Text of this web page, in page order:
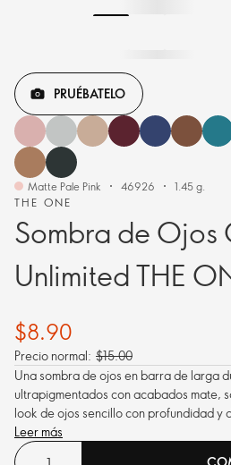
THE ONE
Sombra de Ojos
Unlimited THE
PRUÉBATELO
Matte Pale Pink 46926 1.45 g.
$8.90
Precio normal: $15.00
Una sombra de ojos en barra de larga
ultrapigmentados con acabados mate,
look de ojos sencillo con profundidad y
Leer más